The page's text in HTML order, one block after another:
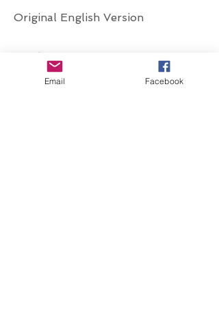
Original English Version
Email Facebook